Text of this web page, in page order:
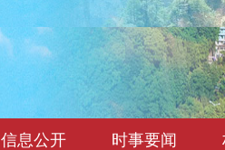
信息公开 时事要闻